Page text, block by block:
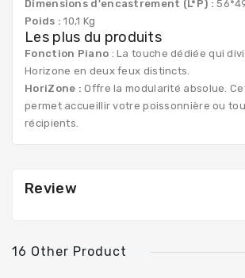
Dimensions d'encastrement (L*P) :
Poids : 10,1 Kg
Les plus du produits
Fonction Piano : La touche dédiée qui
Horizone en deux feux distincts.
HoriZone : Offre la modularité absolue.
permet accueillir votre poissonnière ou
récipients.
Review
16 Other Product